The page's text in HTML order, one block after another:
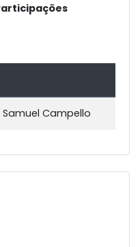
Samuel Campello